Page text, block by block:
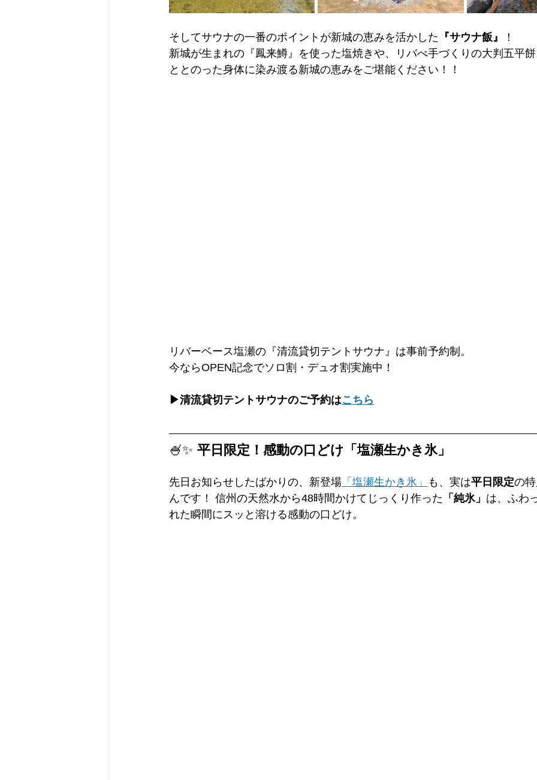
そしてサウナの一番のポイントが新城の恵みを活かした 『サウナ飯』
！
新城が生まれの『鳳来鱒』を使った塩焼きや、リバべ手づくりの大判五平
ととのった身体に染み渡る新城の恵みをご堪能ください！！
リバーベース塩瀬の『清流貸切テントサウナ』は事前予約制。
今ならOPEN記念でソロ割・デュオ割実施中！
▶清流貸切テントサウナのご予約はこちら
🍧✨ 平日限定！感動の口どけ「塩瀬生かき氷」
先日お知らせしたばかりの、新登場 「塩瀬生かき氷」 も、実は平日限定の
んです！ 信州の天然水から48時間かけてじっくり作った 「純氷」 は、ふわ
れた瞬間にスッと溶ける感動の口どけ。